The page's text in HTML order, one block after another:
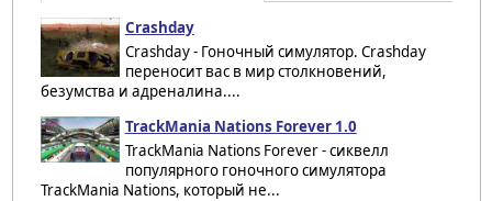
Crashday
Crashday - Гоночный симулятор. Crashday
переносит вас в мир столкновений,
безумства и адреналина....
TrackMania Nations Forever 1.0
TrackMania Nations Forever - сиквелл
популярного гоночного симулятора
TrackMania Nations, который не...